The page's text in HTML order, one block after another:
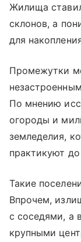
Жилища
склонов, а
для
Промежутки
По мнению
огороды и
земледелия,
практикуют
Такие
Впрочем,
с соседями, а
крупными